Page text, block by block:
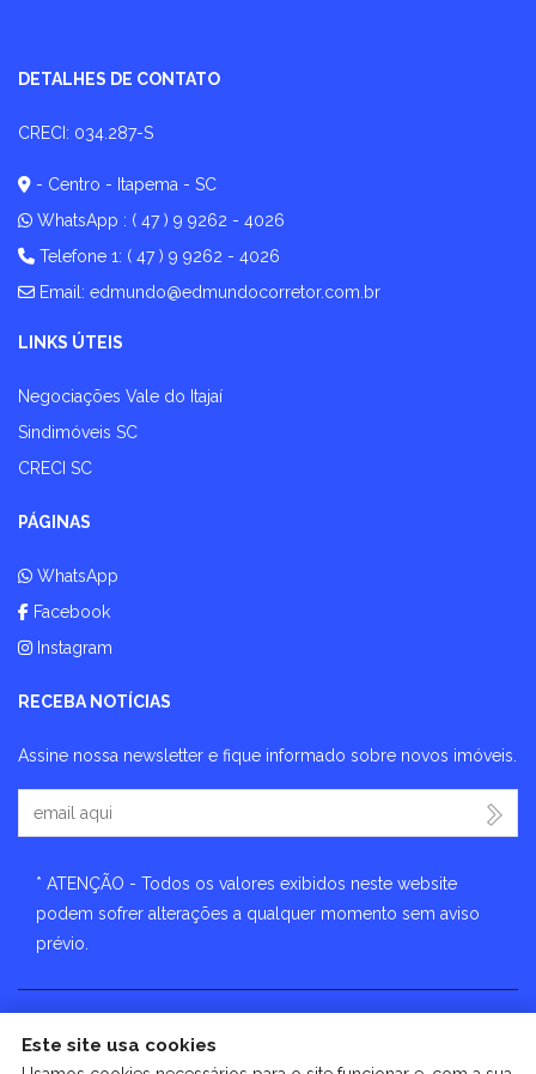
DETALHES DE CONTATO
CRECI: 034.287-S
- Centro - Itapema - SC
WhatsApp : ( 47 ) 9 9262 - 4026
Telefone 1: ( 47 ) 9 9262 - 4026
Email: edmundo@edmundocorretor.com.br
LINKS ÚTEIS
Negociações Vale do Itajaí
Sindimóveis SC
CRECI SC
PÁGINAS
WhatsApp
Facebook
Instagram
RECEBA NOTÍCIAS
Assine nossa newsletter e fique informado sobre novos imóveis.
Seu Email
* ATENÇÃO - Todos os valores exibidos neste website
podem sofrer alterações a qualquer momento sem aviso
prévio.
🔒| Copyright © 2026 - Website gerado por
Este site usa cookies